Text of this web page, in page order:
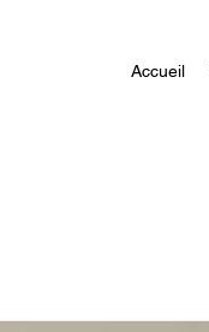
Accueil